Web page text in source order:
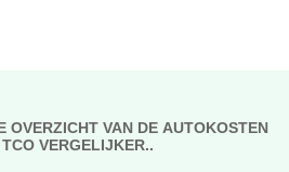
OVERZICHT VAN DE AUTOKOSTEN
VERGELIJKER..